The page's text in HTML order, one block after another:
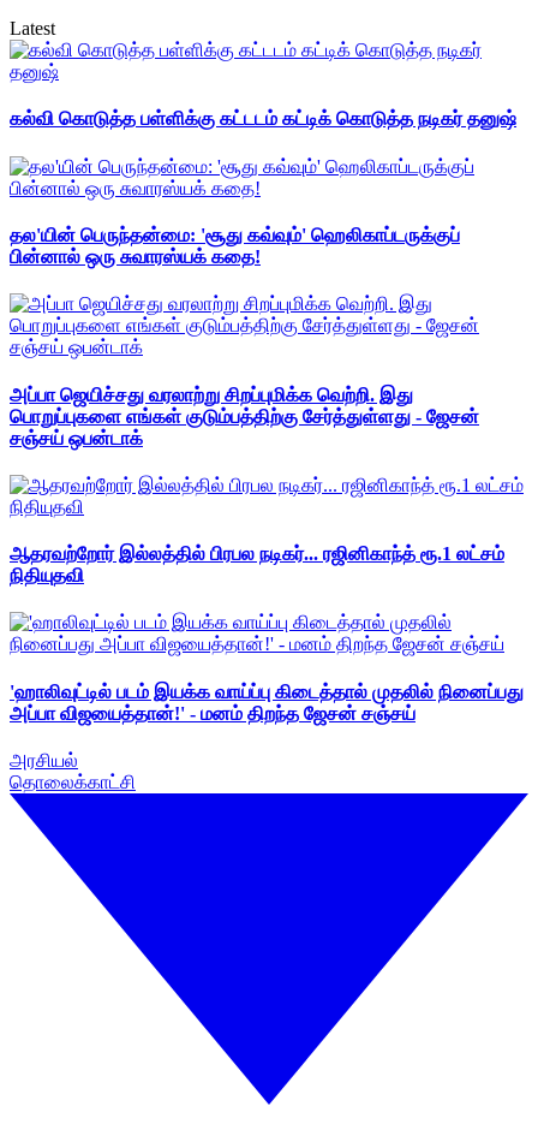
Latest
கல்வி கொடுத்த பள்ளிக்கு கட்டடம் கட்டிக் கொடுத்த நடிகர் தனுஷ்
தல'யின் பெருந்தன்மை: 'சூது கவ்வும்' ஹெலிகாப்டருக்குப்
பின்னால் ஒரு சுவாரஸ்யக் கதை!
அப்பா ஜெயிச்சது வரலாற்று சிறப்புமிக்க வெற்றி. இது
பொறுப்புகளை எங்கள் குடும்பத்திற்கு சேர்த்துள்ளது - ஜேசன்
சஞ்சய் ஒபன்டாக்
ஆதரவற்றோர் இல்லத்தில் பிரபல நடிகர்... ரஜினிகாந்த் ரூ.1 லட்சம்
நிதியுதவி
'ஹாலிவுட்டில் படம் இயக்க வாய்ப்பு கிடைத்தால் முதலில் நினைப்பது
அப்பா விஜயைத்தான்!' - மனம் திறந்த ஜேசன் சஞ்சய்
அரசியல்
தொலைக்காட்சி